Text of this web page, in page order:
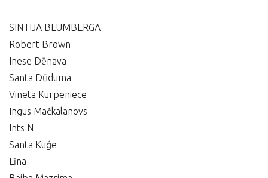
SINTIJA BLUMBERGA
Robert Brown
Inese Dēnava
Santa Dūduma
Vineta Kurpeniece
Ingus Mačkalanovs
Ints N
Santa Kuģe
Līna